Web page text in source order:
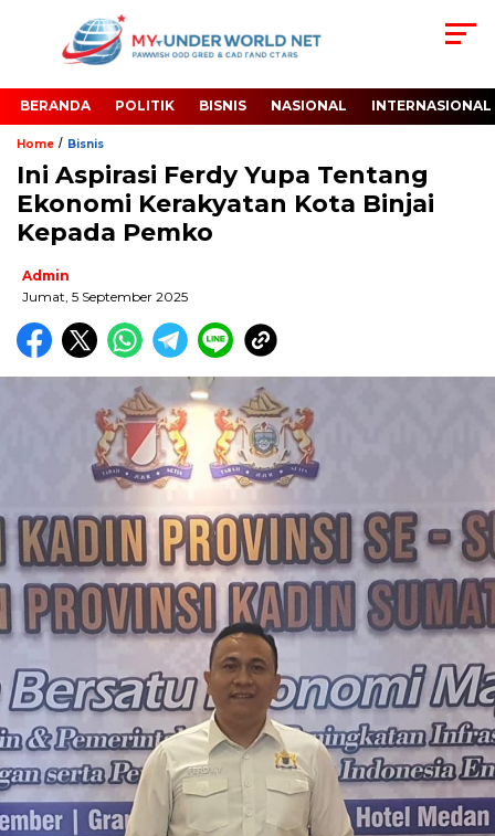
BERANDA POLITIK BISNIS NASIONAL INTERNASIONAL
Home / Bisnis
Ini Aspirasi Ferdy Yupa Tentang
Ekonomi Kerakyatan Kota Binjai
Kepada Pemko
Admin
Jumat, 5 September 2025